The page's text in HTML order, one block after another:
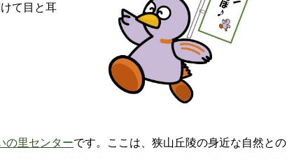
て目と耳
の里センターです。ここは、狭山丘陵の身近な自然との